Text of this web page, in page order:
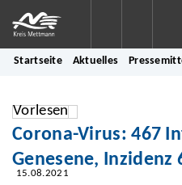
Startseite Aktuelles
Vorlesen
Corona-Virus: 467
Genesene, Inzidenz
15.08.2021